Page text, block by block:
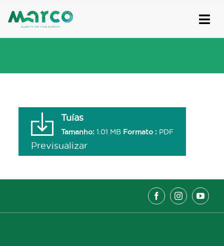
to
Tuías
Tamanho: 1.01 MB Formato : PDF
Previsualizar